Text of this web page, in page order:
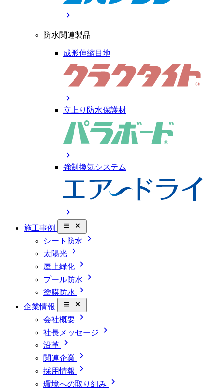
chevron_right
防水関連製品
成形伸縮目地
chevron_right
立上り防水保護材
chevron_right
強制換気システム
chevron_right
施工事例 close_small
シート防水 chevron_right
太陽光 chevron_right
屋上緑化 chevron_right
プール防水 chevron_right
塗膜防水 chevron_right
企業情報 close_small
会社概要 chevron_right
社長メッセージ chevron_right
沿革 chevron_right
関連企業 chevron_right
採用情報 chevron_right
環境への取り組み chevron_right